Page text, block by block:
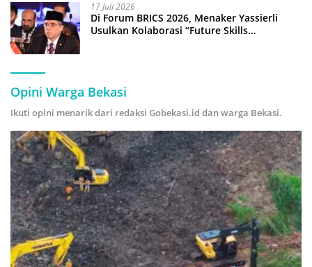
17 Juli 2026
Di Forum BRICS 2026, Menaker Yassierli
Usulkan Kolaborasi “Future Skills
Opini Warga Bekasi
Ikuti opini menarik dari redaksi Gobekasi.id dan warga Bekasi.